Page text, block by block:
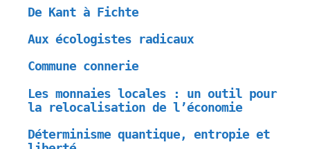
De Kant à Fichte
Aux écologistes radicaux
Commune connerie
Les monnaies locales : un outil pour
la relocalisation de l’économie
Déterminisme quantique, entropie et